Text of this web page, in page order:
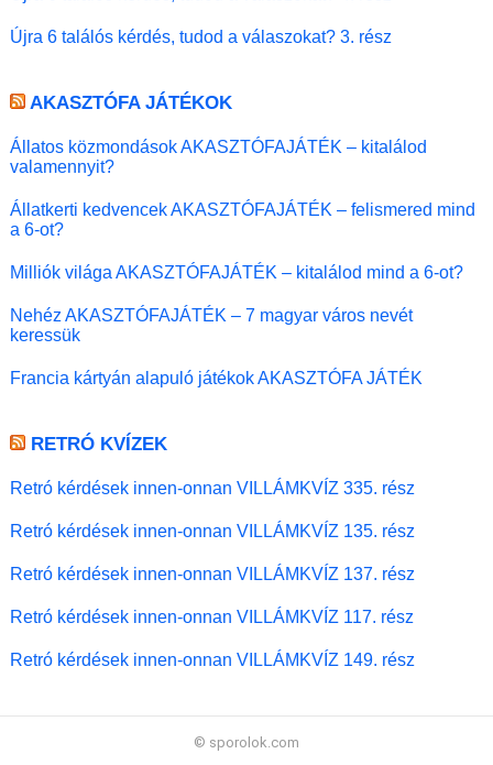
Újra 6 találós kérdés, tudod a válaszokat? 3. rész
AKASZTÓFA JÁTÉKOK
Állatos közmondások AKASZTÓFAJÁTÉK – kitalálod
valamennyit?
Állatkerti kedvencek AKASZTÓFAJÁTÉK – felismered mind
a 6-ot?
Milliók világa AKASZTÓFAJÁTÉK – kitalálod mind a 6-ot?
Nehéz AKASZTÓFAJÁTÉK – 7 magyar város nevét
keressük
Francia kártyán alapuló játékok AKASZTÓFA JÁTÉK
RETRÓ KVÍZEK
Retró kérdések innen-onnan VILLÁMKVÍZ 335. rész
Retró kérdések innen-onnan VILLÁMKVÍZ 135. rész
Retró kérdések innen-onnan VILLÁMKVÍZ 137. rész
Retró kérdések innen-onnan VILLÁMKVÍZ 117. rész
Retró kérdések innen-onnan VILLÁMKVÍZ 149. rész
© sporolok.com